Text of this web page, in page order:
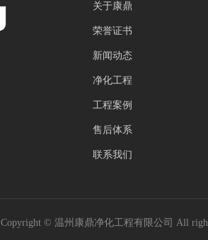
关于康鼎
荣誉证书
新闻动态
净化工程
工程案例
售后体系
联系我们
Copyright © 温州康鼎净化工程有限公司 All